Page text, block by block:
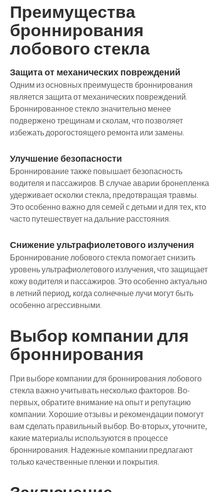
Преимущества
броннирования
лобового стекла
Защита от механических повреждений
Одним из основных преимуществ броннирования
является защита от механических повреждений.
Броннированное стекло значительно менее
подвержено трещинам и сколам, что позволяет
избежать дорогостоящего ремонта или замены.
Улучшение безопасности
Броннирование также повышает безопасность
водителя и пассажиров. В случае аварии бронепленка
удерживает осколки стекла, предотвращая травмы.
Это особенно важно для семей с детьми и для тех, кто
часто путешествует на дальние расстояния.
Снижение ультрафиолетового излучения
Броннирование лобового стекла помогает снизить
уровень ультрафиолетового излучения, что защищает
кожу водителя и пассажиров. Это особенно актуально
в летний период, когда солнечные лучи могут быть
особенно агрессивными.
Выбор компании для
броннирования
При выборе компании для броннирования лобового
стекла важно учитывать несколько факторов. Во-
первых, обратите внимание на опыт и репутацию
компании. Хорошие отзывы и рекомендации помогут
вам сделать правильный выбор. Во-вторых, уточните,
какие материалы используются в процессе
броннирования. Надежные компании предлагают
только качественные пленки и покрытия.